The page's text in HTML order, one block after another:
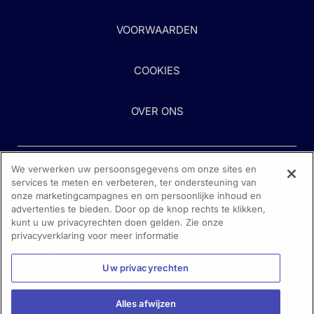
VOORWAARDEN
COOKIES
OVER ONS
Heeft u hulp nodig?
Neem contact met ons op
We verwerken uw persoonsgegevens om onze sites en
services te meten en verbeteren, ter ondersteuning van
onze marketingcampagnes en om persoonlijke inhoud en
advertenties te bieden. Door op de knop rechts te klikken,
kunt u uw privacyrechten doen gelden. Zie onze
privacyverklaring voor meer informatie
Uw privacyrechten
Alles afwijzen